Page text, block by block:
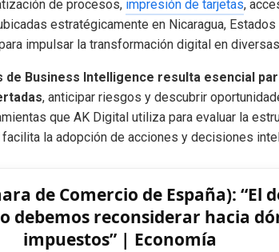
de procesos, impresión de tarjetas,
estratégicamente en Nicaragua, Estados
impulsar la transformación digital en
de Business Intelligence resulta esencial
, anticipar riesgos y descubrir
que AK Digital utiliza para evaluar la
la adopción de acciones y decisiones
de Comercio de España): “El
debemos reconsiderar hacia
impuestos” | Economía